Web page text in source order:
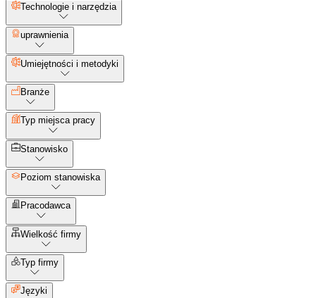
Technologie i narzędzia
uprawnienia
Umiejętności i metodyki
Branże
Typ miejsca pracy
Stanowisko
Poziom stanowiska
Pracodawca
Wielkość firmy
Typ firmy
Języki